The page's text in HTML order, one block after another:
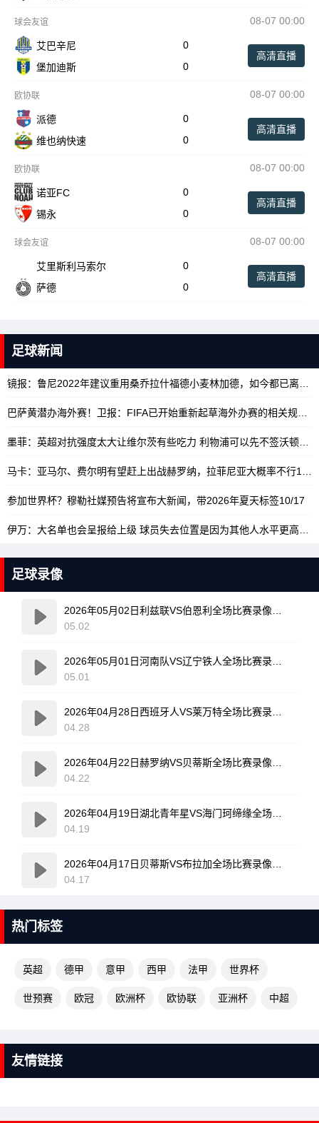
球会友谊 08-07 00:00
艾巴辛尼
0
堡加迪斯
0
高清直播
欧协联 08-07 00:00
派德
0
维也纳快速
0
高清直播
欧协联 08-07 00:00
诺亚FC
0
锡永
0
高清直播
球会友谊 08-07 00:00
艾里斯利马索尔
0
萨德
0
高清直播
足球新闻
马卡：亚马尔、费尔明有望赶上出战赫罗纳，拉菲尼亚大概率不行10/17
参加世界杯？穆勒社媒预告将宣布大新闻，带2026年夏天标签10/17
足球录像
05.02
05.01
04.28
04.22
04.19
04.17
热门标签
英超 德甲 意甲 西甲 法甲 世界杯
世预赛 欧冠 欧洲杯 欧协联 亚洲杯 中超
友情链接